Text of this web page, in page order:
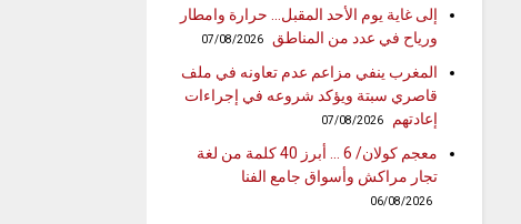
إلى غاية يوم الأحد المقبل… حرارة وامطار
ورياح في عدد من المناطق
07/08/2026
المغرب ينفي مزاعم عدم تعاونه في ملف
قاصري سبتة ويؤكد شروعه في إجراءات
إعادتهم
07/08/2026
معجم كولان/ 6 … أبرز 40 كلمة من لغة
تجار مراكش وأسواق جامع الفنا
06/08/2026